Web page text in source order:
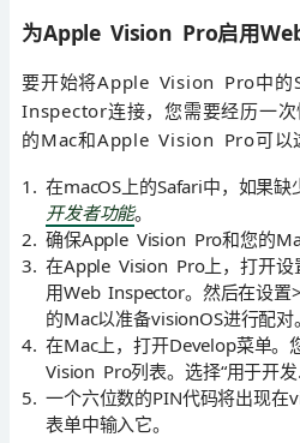
为Apple Vision Pro启用
要开始将Apple Vision Pro中的
Inspector连接，您需要经历一
的Mac和Apple Vision Pro可以
在macOS上的Safari中，如果缺
开发者功能。
确保Apple Vision Pro和您的
在Apple Vision Pro上，打开设
用Web Inspector。然后在设置
的Mac以准备visionOS进行配对。
在Mac上，打开Develop菜单。
Vision Pro列表。选择“用于开发
一个六位数的PIN代码将出现在
表单中输入它。